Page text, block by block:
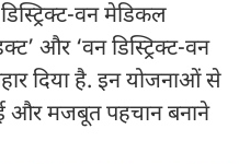
वन मेडिकल
और ‘वन डिस्ट्रिक्ट-वन
दिया है. इन योजनाओं से
और मजबूत पहचान बनाने